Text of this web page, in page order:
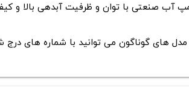
از مرکز پمپیران مدل 65-160 یک پمپ آب صنعتی با
مدل های گوناگون می توانید با شماره های